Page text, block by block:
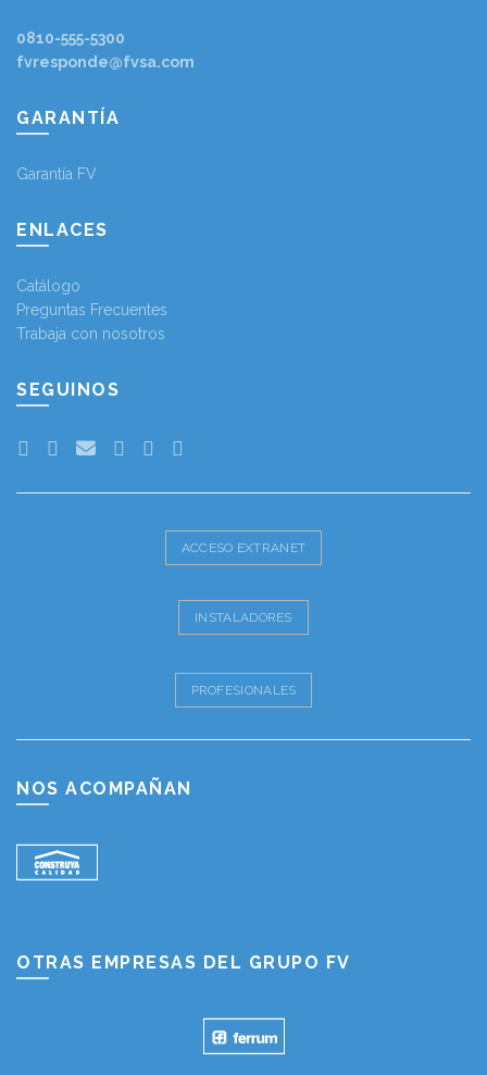
0810-555-5300
fvresponde@fvsa.com
GARANTÍA
Garantía FV
ENLACES
Catálogo
Preguntas Frecuentes
Trabaja con nosotros
SEGUINOS
ACCESO EXTRANET
INSTALADORES
PROFESIONALES
NOS ACOMPAÑAN
OTRAS EMPRESAS DEL GRUPO FV